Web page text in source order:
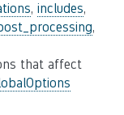
, includes,
,
that affect